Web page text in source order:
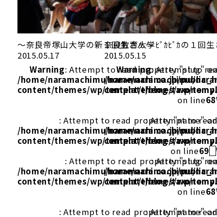
～奈良帝塚山大学の新１回生さん～
2015.05.17
Warning: Attempt to read property "slug"
/home/naramachimu/naramachi.co.jp/
content/themes/wp/template/blog/
on line68
: Attempt to read property "name"
/home/naramachimu/naramachi.co.jp/
content/themes/wp/template/blog/
on line69
: Attempt to read property "slug"
/home/naramachimu/naramachi.co.jp/
content/themes/wp/template/blog/
on line68
: Attempt to read property "name"
奈良教育大学ﾋﾟｶﾋﾟｶの１回
2015.05.15
Warning: Attempt to
/home/naramachimu/
content/themes/wp/
: Attempt to
/home/naramachimu/
content/themes/wp/
: Attempt to
/home/naramachimu/
content/themes/wp/
: Attempt to